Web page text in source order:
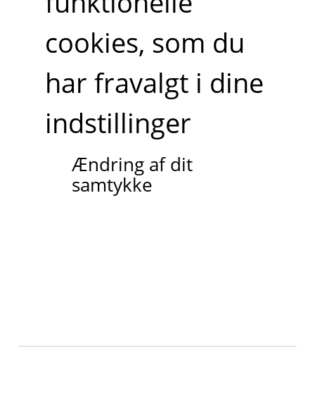
cookies, som du
har fravalgt i dine
indstillinger
Ændring af dit
samtykke